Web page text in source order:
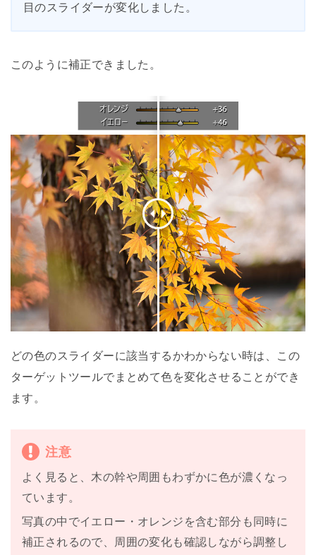
目のスライダーが変化しました。
このように補正できました。
どの色のスライダーに該当するかわからない時は、この
ターゲットツールでまとめて色を変化させることができ
ます。
注意
よく見ると、木の幹や周囲もわずかに色が濃くなっ
ています。
写真の中でイエロー・オレンジを含む部分も同時に
補正されるので、周囲の変化も確認しながら調整し